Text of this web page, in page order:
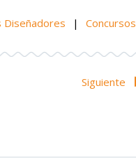
Diseñadores | Concursos
Siguiente